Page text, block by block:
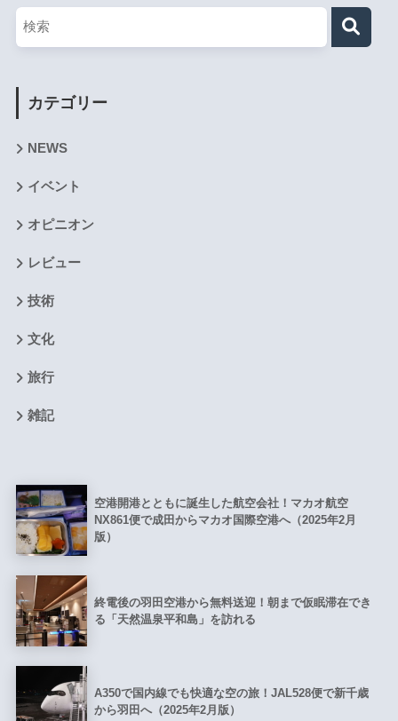
カテゴリー
NEWS
イベント
オピニオン
レビュー
技術
文化
旅行
雑記
空港開港とともに誕生した航空会社！マカオ航空
NX861便で成田からマカオ国際空港へ（2025年2月
版）
終電後の羽田空港から無料送迎！朝まで仮眠滞在でき
る「天然温泉平和島」を訪れる
A350で国内線でも快適な空の旅！JAL528便で新千歳
から羽田へ（2025年2月版）